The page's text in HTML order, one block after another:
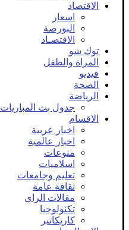
الاقتصاد
اسعار
البورصة
الاقتصـاد
توك شو
المراة والطفل
فيديو
الصحة
الرياضة
جدول بث المباريات
الاقسام
اخبار عربية
اخبار عالمية
منوعات
اسلاميات
تعليم وجامعات
ثقافة عامة
مقالات الراي
تكنولوجيا
كاريكاتير